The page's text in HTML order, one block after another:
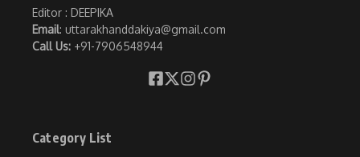
Editor : DEEPIKA
Email: uttarakhanddakiya@gmail.com
Call Us: +91-7906548944
Category List